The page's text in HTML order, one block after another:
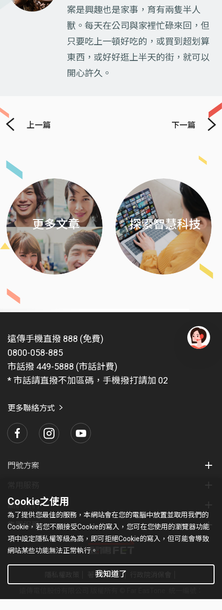
案是興趣也是家事，育有兩隻半人
獸。每天在公司與家裡忙碌來回，但
只要吃上一頓好吃的，或買到超划算
東西，或好好逛上半天的街，就可以
開心許久。
上一篇 下一篇
Previous
更多文章 探索智慧科技
遠傳手機直撥 888 (免費)
0800-058-885
市話撥 449-5888 (市話計費)
* 市話請直撥不加區碼，手機撥打請加 02
更多聯絡方式
門號方案
關於我們
集團服務
著作權條款
Cookie之使用
為了提供您最佳的服務，本網站會在您的電腦中放置並取用我們的
Cookie，若您不願接受Cookie的寫入，您可在您使用的瀏覽器功能
項中設定隱私權等級為高，即可拒絕Cookie的寫入，但可能會導致
網站某些功能無法正常執行。
我知道了